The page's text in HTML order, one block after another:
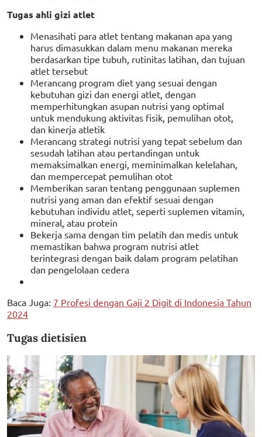
Tugas ahli gizi atlet
Menasihati para atlet tentang makanan apa yang
harus dimasukkan dalam menu makanan mereka
berdasarkan tipe tubuh, rutinitas latihan, dan tujuan
atlet tersebut
Merancang program diet yang sesuai dengan
kebutuhan gizi dan energi atlet, dengan
memperhitungkan asupan nutrisi yang optimal
untuk mendukung aktivitas fisik, pemulihan otot,
dan kinerja atletik
Merancang strategi nutrisi yang tepat sebelum dan
sesudah latihan atau pertandingan untuk
memaksimalkan energi, meminimalkan kelelahan,
dan mempercepat pemulihan otot
Memberikan saran tentang penggunaan suplemen
nutrisi yang aman dan efektif sesuai dengan
kebutuhan individu atlet, seperti suplemen vitamin,
mineral, atau protein
Bekerja sama dengan tim pelatih dan medis untuk
memastikan bahwa program nutrisi atlet
terintegrasi dengan baik dalam program pelatihan
dan pengelolaan cedera
Baca Juga: 7 Profesi dengan Gaji 2 Digit di Indonesia Tahun
2024
Tugas dietisien